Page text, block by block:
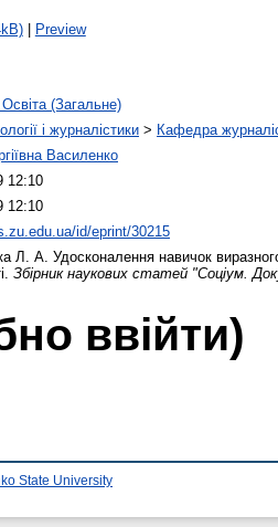
| Preview
Освіта (Загальне)
і журналістики > Кафедра
Василенко
12:10
12:10
id/eprint/30215
Л. А. Удосконалення навичок
Збірник наукових статей "Соціум.
ввійти)
State University